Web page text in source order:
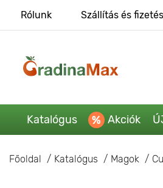
Rólunk Szállítás és fizetés
Katalógus Akciók
Főoldal Katalógus Magok